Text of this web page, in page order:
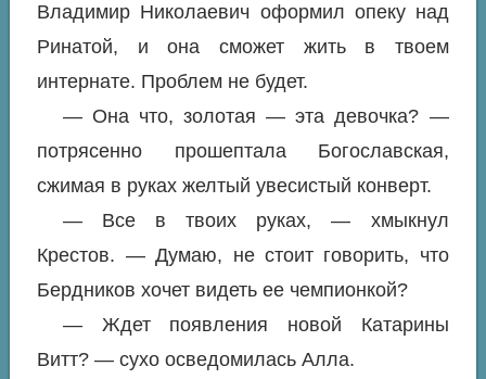
Владимир Николаевич оформил опеку над
Ринатой, и она сможет жить в твоем
интернате. Проблем не будет.
— Она что, золотая — эта девочка? —
потрясенно прошептала Богославская,
сжимая в руках желтый увесистый конверт.
— Все в твоих руках, — хмыкнул
Крестов. — Думаю, не стоит говорить, что
Бердников хочет видеть ее чемпионкой?
— Ждет появления новой Катарины
Витт? — сухо осведомилась Алла.